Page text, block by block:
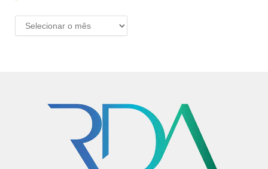
ARQUIVO